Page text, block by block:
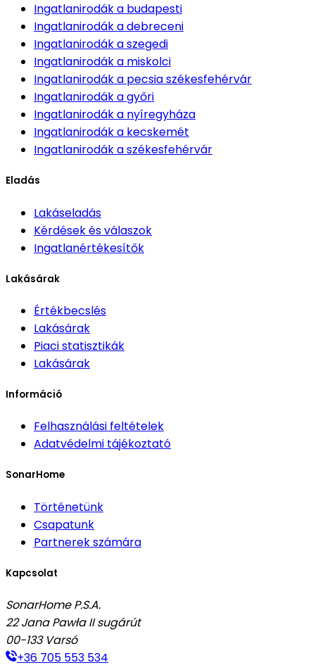
Ingatlanirodáka budapesti
Ingatlanirodáka debreceni
Ingatlanirodáka szegedi
Ingatlanirodáka miskolci
Ingatlanirodáka pecsia székesfehérvár
Ingatlanirodáka győri
Ingatlanirodáka nyíregyháza
Ingatlanirodáka kecskemét
Ingatlanirodáka székesfehérvár
Eladás
Lakáseladás
Kérdések és válaszok
Ingatlanértékesítők
Lakásárak
Értékbecslés
Lakásárak
Piaci statisztikák
Lakásárak
Információ
Felhasználási feltételek
Adatvédelmi tájékoztató
SonarHome
Történetünk
Csapatunk
Partnerek számára
Kapcsolat
SonarHome P.S.A.
22 Jana Pawła II sugárút
00-133 Varsó
+36 705 553 534